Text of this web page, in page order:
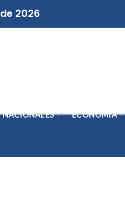
2026
NACIONALES ECONOMÍA